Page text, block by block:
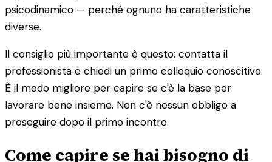
psicodinamico — perché ognuno ha caratteristiche
diverse.
Il consiglio più importante è questo: contatta il
professionista e chiedi un primo colloquio conoscitivo.
È il modo migliore per capire se c'è la base per
lavorare bene insieme. Non c'è nessun obbligo a
proseguire dopo il primo incontro.
Come capire se hai bisogno di